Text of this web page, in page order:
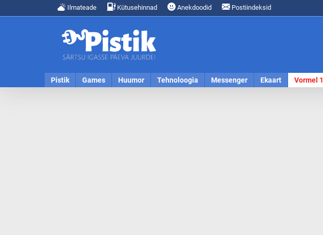
Ilmateade Kütusehinnad Anekdoodid Postiindeksid
Pistik Games Huumor Tehnoloogia Messenger Ekaart Vormel 1